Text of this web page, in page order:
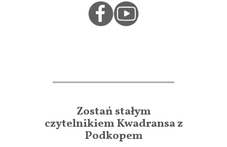
Zostań stałym
czytelnikiem Kwadransa z
Podkopem